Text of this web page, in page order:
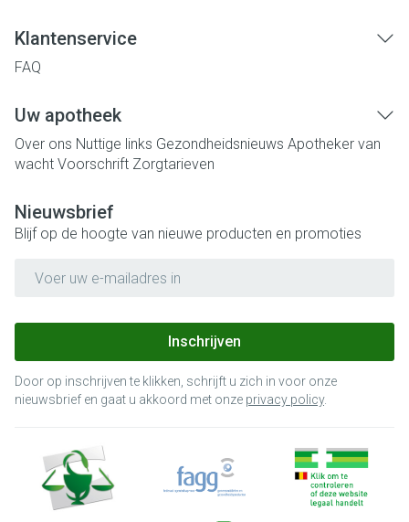
Klantenservice
FAQ
Uw apotheek
Over ons Nuttige links Gezondheidsnieuws Apotheker van
wacht Voorschrift Zorgtarieven
Nieuwsbrief
Blijf op de hoogte van nieuwe producten en promoties
Inschrijven
Door op inschrijven te klikken, schrijft u zich in voor onze
nieuwsbrief en gaat u akkoord met onze privacy policy.